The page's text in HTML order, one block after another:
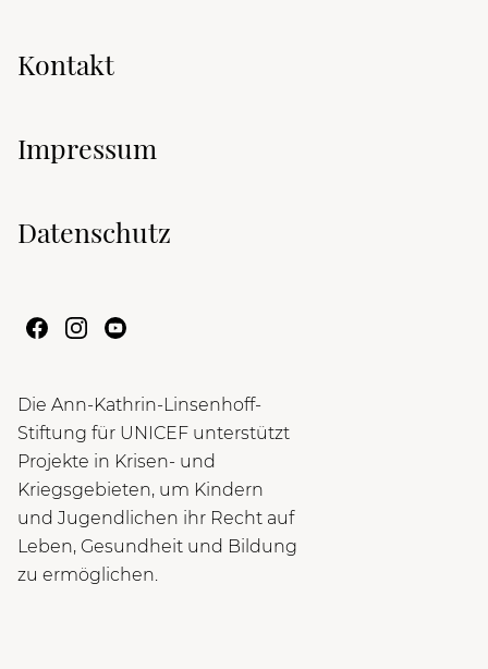
Kontakt
Impressum
Datenschutz
Die Ann-Kathrin-Linsenhoff-
Stiftung für UNICEF unterstützt
Projekte in Krisen- und
Kriegsgebieten, um Kindern
und Jugendlichen ihr Recht auf
Leben, Gesundheit und Bildung
zu ermöglichen.